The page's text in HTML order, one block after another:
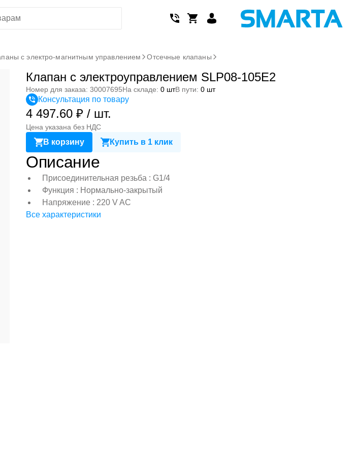
с электро-магнитным управлением
Отсечные клапаны
Клапан с электроуправлением SLP08-105E2
Номер для заказа: 30007695На складе: 0 штВ пути: 0 шт
Консультация по товару
4 497.60 ₽ / шт.
Цена указана без НДС
В корзину Купить в 1 клик
Описание
Присоединительная резьба : G1/4
Функция : Нормально-закрытый
Напряжение : 220 V AC
Все характеристики